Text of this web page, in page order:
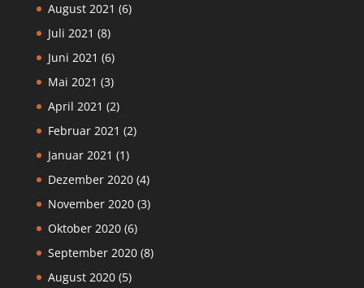
August 2021 (6)
Juli 2021 (8)
Juni 2021 (6)
Mai 2021 (3)
April 2021 (2)
Februar 2021 (2)
Januar 2021 (1)
Dezember 2020(4)
November 2020(3)
Oktober 2020(6)
September 2020(8)
August 2020(5)